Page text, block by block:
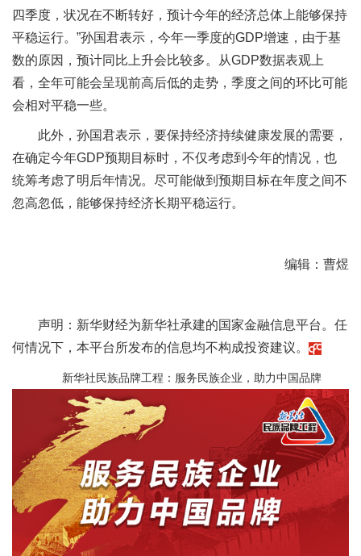
四季度，状况在不断转好，预计今年的经济总体上能够保持
平稳运行。”孙国君表示，今年一季度的GDP增速，由于基
数的原因，预计同比上升会比较多。从GDP数据表观上
看，全年可能会呈现前高后低的走势，季度之间的环比可能
会相对平稳一些。
此外，孙国君表示，要保持经济持续健康发展的需要，
在确定今年GDP预期目标时，不仅考虑到今年的情况，也
统筹考虑了明后年情况。尽可能做到预期目标在年度之间不
忽高忽低，能够保持经济长期平稳运行。
编辑：曹煜
声明：新华财经为新华社承建的国家金融信息平台。任
何情况下，本平台所发布的信息均不构成投资建议。
新华社民族品牌工程：服务民族企业，助力中国品牌